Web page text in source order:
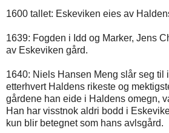
1600 tallet: Eskeviken eies av
1639: Fogden i Idd og Marker, Jens
av Eskeviken gård.
1640: Niels Hansen Meng slår seg til
etterhvert Haldens rikeste og
gårdene han eide i Haldens omegn,
Han har visstnok aldri bodd i
kun blir betegnet som hans avlsgård.